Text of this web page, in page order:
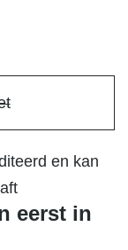
en kan
eerst in